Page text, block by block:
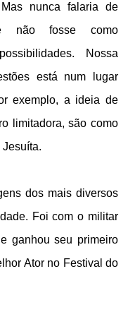
nunca falaria de
não fosse como
Nossa
está num lugar
exemplo, a ideia de
limitadora, são como
Jesuíta.
dos mais diversos
Foi com o militar
ganhou seu primeiro
Ator no Festival do